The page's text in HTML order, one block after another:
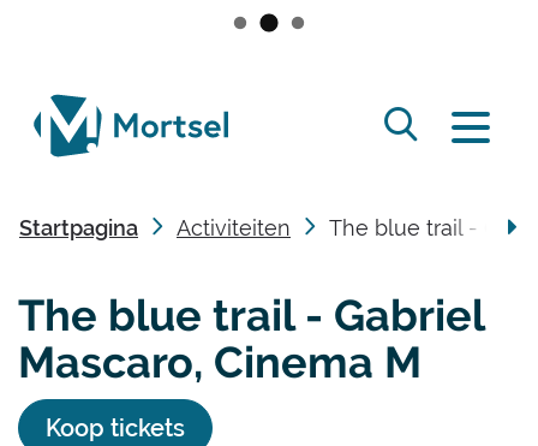
lokaal
bestuur
Mortsel
/
naar
Startpagina Activiteiten The blue trail -
The blue trail - Gabriel
Mascaro, Cinema M
Koop tickets